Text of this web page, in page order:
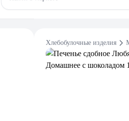
Хлебобулочные изделия